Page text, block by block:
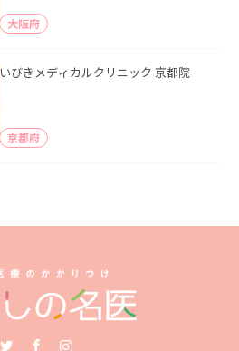
大阪府
いびきメディカルクリニック 京都院
京都府